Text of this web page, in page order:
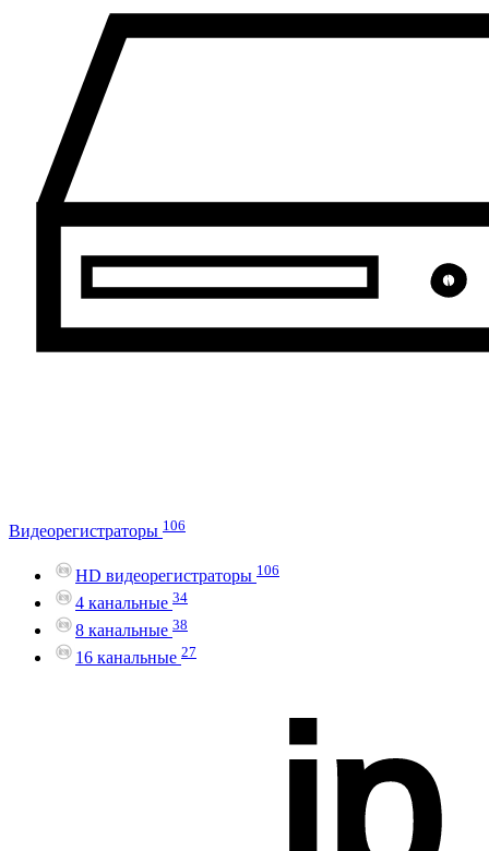
Видеорегистраторы 106
HD видеорегистраторы 106
4 канальные 34
8 канальные 38
16 канальные 27